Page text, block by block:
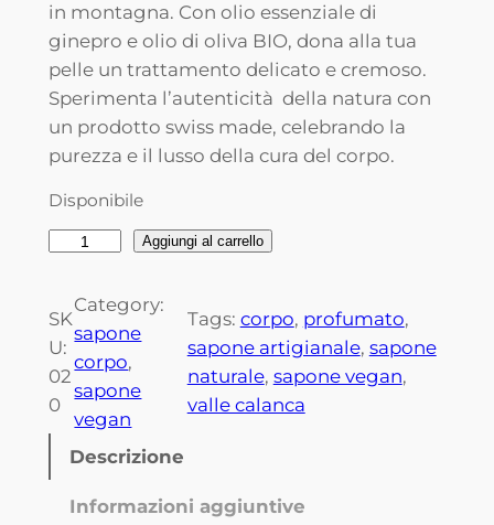
in montagna. Con olio essenziale di
ginepro e olio di oliva BIO, dona alla tua
pelle un trattamento delicato e cremoso.
Sperimenta l’autenticità della natura con
un prodotto swiss made, celebrando la
purezza e il lusso della cura del corpo.
Disponibile
c
o
d
e
Aggiungi al carrello
SK
U:
02
0
Category:
sapone
corpo
sapone
vegan
Tags: corpo, profumato
sapone artigianale, sapone
naturale, sapone vegan
valle calanca
Descrizione
Informazioni aggiuntive